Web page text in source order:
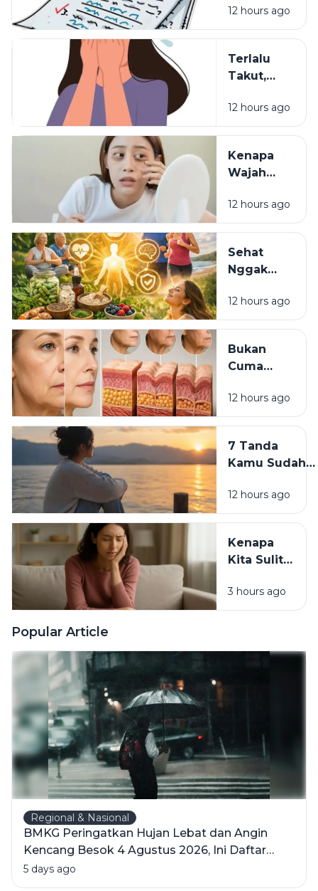
Hal yang
Sering
dalam
Pendidikan
12 hours ago
Terlalu
Takut,
Waspada:
Mungkinkah
Luka Masa
Lalu?
12 hours ago
Kenapa
Wajah
Lelah
Meski
Pakai
Skincare
12 hours ago
Sehat
Nggak
Mahal:
Kebiasaan
yang Bisa
Dimulai
12 hours ago
Bukan
Cuma
7
Kebiasaan
Diam-
Diam Bikin
Cepat Tua
12 hours ago
7 Tanda
Kamu Sudah
Meninggalkan
Versi Lama
12 hours ago
Kenapa
Kita Sulit
Padahal
Tahu
3 hours ago
Popular Article
Regional & Nasional
BMKG Peringatkan Hujan Lebat dan Angin
Kencang Besok 4 Agustus 2026, Ini Daftar
Wilayahnya
5 days ago